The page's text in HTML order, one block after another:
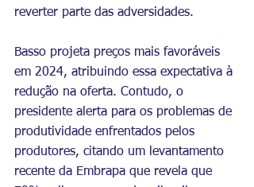
reverter parte das adversidades.
Basso projeta preços mais favoráveis
em 2024, atribuindo essa expectativa à
redução na oferta. Contudo, o
presidente alerta para os problemas de
produtividade enfrentados pelos
produtores, citando um levantamento
recente da Embrapa que revela que